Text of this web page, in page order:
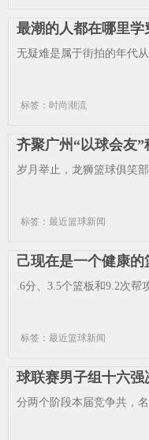
最潮的人都在哪里
无疑难是属于街拍的年代
标签：时尚潮流
齐聚广州“以球会友
岁月举止，龙狮篮球俱笑
标签：最近篮球新闻
己现在是一个健康
.6分、3.5个篮板和9.2次帮
标签：最近篮球新闻
球联赛男子组十六强
分两个阶段本届竞争共，